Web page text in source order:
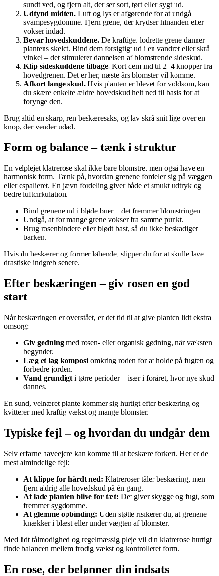
sundt ved, og fjern alt, der ser sort, tørt eller sygt ud.
Udtynd midten. Luft og lys er afgørende for at undgå
svampesygdomme. Fjern grene, der krydser hinanden eller
vokser indad.
Bevar hovedskuddene. De kraftige, lodrette grene danner
plantens skelet. Bind dem forsigtigt ud i en vandret eller skrå
vinkel – det stimulerer dannelsen af blomstrende sideskud.
Klip sideskuddene tilbage. Kort dem ind til 2–4 knopper fra
hovedgrenen. Det er her, næste års blomster vil komme.
Afkort lange skud. Hvis planten er blevet for voldsom, kan
du skære enkelte ældre hovedskud helt ned til basis for at
forynge den.
Brug altid en skarp, ren beskæresaks, og lav skrå snit lige over en
knop, der vender udad.
Form og balance – tænk i struktur
En velplejet klatrerose skal ikke bare blomstre, men også have en
harmonisk form. Tænk på, hvordan grenene fordeler sig på væggen
eller espalieret. En jævn fordeling giver både et smukt udtryk og
bedre luftcirkulation.
Bind grenene ud i bløde buer – det fremmer blomstringen.
Undgå, at for mange grene vokser fra samme punkt.
Brug rosenbindere eller blødt bast, så du ikke beskadiger
barken.
Hvis du beskærer og former løbende, slipper du for at skulle lave
drastiske indgreb senere.
Efter beskæringen – giv rosen en god
start
Når beskæringen er overstået, er det tid til at give planten lidt ekstra
omsorg:
Giv gødning med rosen- eller organisk gødning, når væksten
begynder.
Læg et lag kompost omkring roden for at holde på fugten og
forbedre jorden.
Vand grundigt i tørre perioder – især i foråret, hvor nye skud
dannes.
En sund, velnæret plante kommer sig hurtigt efter beskæring og
kvitterer med kraftig vækst og mange blomster.
Typiske fejl – og hvordan du undgår dem
Selv erfarne haveejere kan komme til at beskære forkert. Her er de
mest almindelige fejl:
At klippe for hårdt ned: Klatreroser tåler beskæring, men
fjern aldrig alle hovedskud på én gang.
At lade planten blive for tæt: Det giver skygge og fugt, som
fremmer sygdomme.
At glemme opbinding: Uden støtte risikerer du, at grenene
knækker i blæst eller under vægten af blomster.
Med lidt tålmodighed og regelmæssig pleje vil din klatrerose hurtigt
finde balancen mellem frodig vækst og kontrolleret form.
En rose, der belønner din indsats